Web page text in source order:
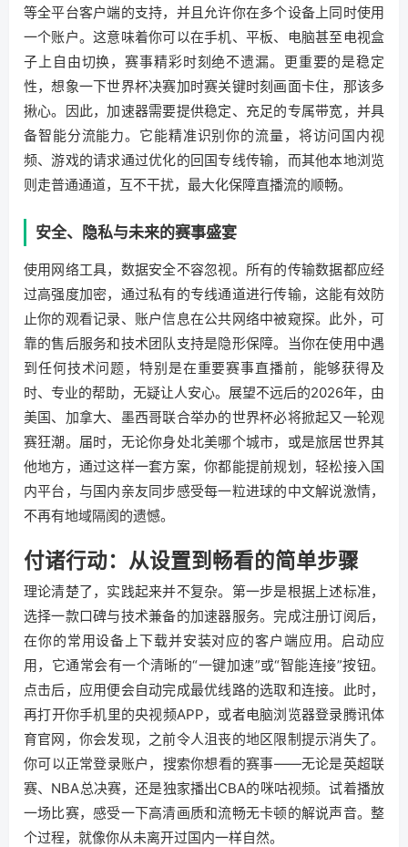
等全平台客户端的支持，并且允许你在多个设备上同时使用
一个账户。这意味着你可以在手机、平板、电脑甚至电视盒
子上自由切换，赛事精彩时刻绝不遗漏。更重要的是稳定
性，想象一下世界杯决赛加时赛关键时刻画面卡住，那该多
揪心。因此，加速器需要提供稳定、充足的专属带宽，并具
备智能分流能力。它能精准识别你的流量，将访问国内视
频、游戏的请求通过优化的回国专线传输，而其他本地浏览
则走普通通道，互不干扰，最大化保障直播流的顺畅。
安全、隐私与未来的赛事盛宴
使用网络工具，数据安全不容忽视。所有的传输数据都应经
过高强度加密，通过私有的专线通道进行传输，这能有效防
止你的观看记录、账户信息在公共网络中被窥探。此外，可
靠的售后服务和技术团队支持是隐形保障。当你在使用中遇
到任何技术问题，特别是在重要赛事直播前，能够获得及
时、专业的帮助，无疑让人安心。展望不远后的2026年，由
美国、加拿大、墨西哥联合举办的世界杯必将掀起又一轮观
赛狂潮。届时，无论你身处北美哪个城市，或是旅居世界其
他地方，通过这样一套方案，你都能提前规划，轻松接入国
内平台，与国内亲友同步感受每一粒进球的中文解说激情，
不再有地域隔阂的遗憾。
付诸行动：从设置到畅看的简单步骤
理论清楚了，实践起来并不复杂。第一步是根据上述标准，
选择一款口碑与技术兼备的加速器服务。完成注册订阅后，
在你的常用设备上下载并安装对应的客户端应用。启动应
用，它通常会有一个清晰的“一键加速”或“智能连接”按钮。
点击后，应用便会自动完成最优线路的选取和连接。此时，
再打开你手机里的央视频APP，或者电脑浏览器登录腾讯体
育官网，你会发现，之前令人沮丧的地区限制提示消失了。
你可以正常登录账户，搜索你想看的赛事——无论是英超联
赛、NBA总决赛，还是独家播出CBA的咪咕视频。试着播放
一场比赛，感受一下高清画质和流畅无卡顿的解说声音。整
个过程，就像你从未离开过国内一样自然。